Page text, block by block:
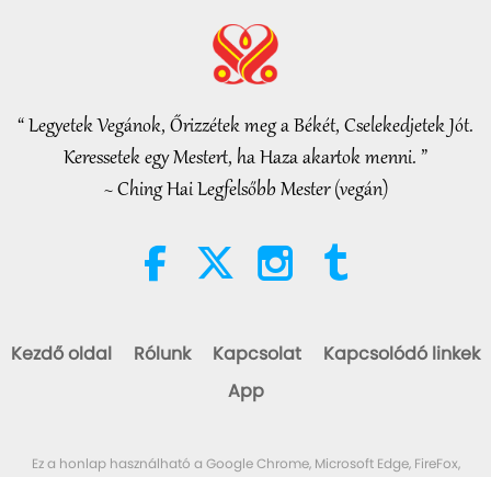
2026-08-05
21:56
Beyond Calcium: The Everyday
rész
dala
“ Legyetek Vegánok, Őrizzétek meg a Békét, Cselekedjetek Jót.
Keressetek egy Mestert, ha Haza akartok menni. ”
~ Ching Hai Legfelsőbb Mester (vegán)
Kezdő oldal Rólunk Kapcsolat
Kapcsolódó linkek
App
Ez a honlap használható a Google Chrome, Microsoft Edge, FireFox,